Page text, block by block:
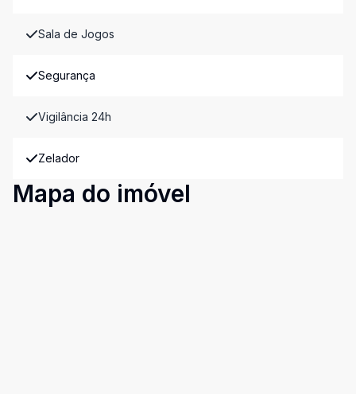
Sala de Jogos
Segurança
Vigilância 24h
Zelador
Mapa do imóvel